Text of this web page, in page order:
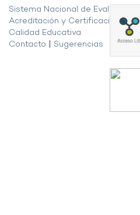
Sistema Nacional de Evaluación,
Acreditación y Certificación de la
Calidad Educativa
Contacto
Sugerencias